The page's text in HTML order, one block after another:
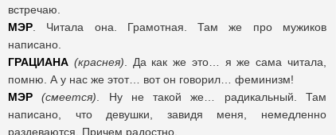
встречаю.
МЭР . Читала она. Грамотная. Там же про мужиков
написано.
ГРАЦИАНА (краснея) . Да как же это… я же сама читала,
помню. А у нас же этот… вот он говорил… феминизм!
МЭР
(смеется) . Ну не такой же… радикальный. Там
написано, что девушки, завидя меня, немедленно
раздеваются. Причем радостно.